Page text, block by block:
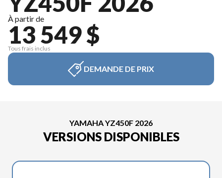
À partir de
13 549 $
Tous frais inclus
DEMANDE DE PRIX
YAMAHA YZ450F 2026
VERSIONS DISPONIBLES